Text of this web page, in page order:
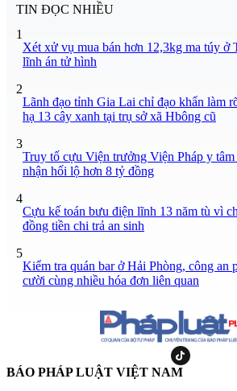
TIN ĐỌC NHIỀU
1
Xét xử vụ mua bán hơn 12,3kg ma túy ở
lĩnh án tử hình
2
Lãnh đạo tỉnh Gia Lai chỉ đạo khẩn làm
hạ 13 cây xanh tại trụ sở xã Hbông cũ
3
Truy tố cựu Viện trưởng Viện Pháp y
nhận hối lộ hơn 8 tỷ đồng
4
Cựu kế toán bưu điện lĩnh 13 năm tù vì
đồng tiền chi trả an sinh
5
Kiểm tra quán bar ở Hải Phòng, công an
cười cùng nhiều hóa đơn liên quan
BÁO PHÁP LUẬT VIỆT NAM